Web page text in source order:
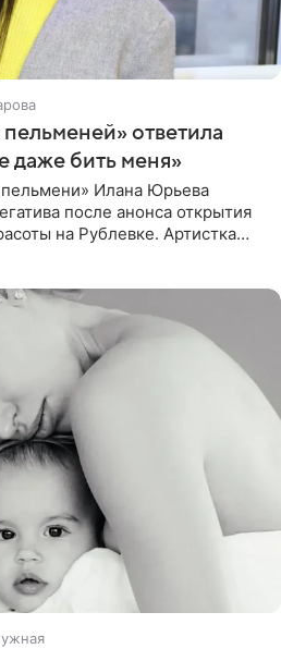
ответила
даже бить меня»
Илана Юрьева
после анонса открытия
на Рублевке. Артистка